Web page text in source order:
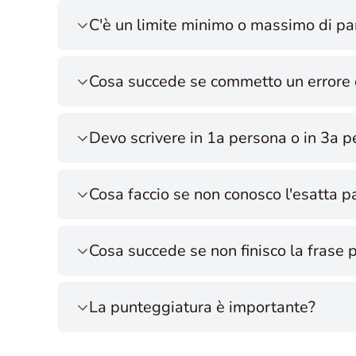
C'è un limite minimo o massimo di
Cosa succede se commetto un
Devo scrivere in 1a persona o in 3a
Cosa faccio se non conosco l'esatta
Cosa succede se non finisco la frase
La punteggiatura è importante?